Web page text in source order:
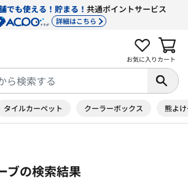
でも使える！貯まる！ 共通ポイントサービス
詳細はこちら
お気に入り カート
タイルカーペット クーラーボックス 熊よ
ブの検索結果